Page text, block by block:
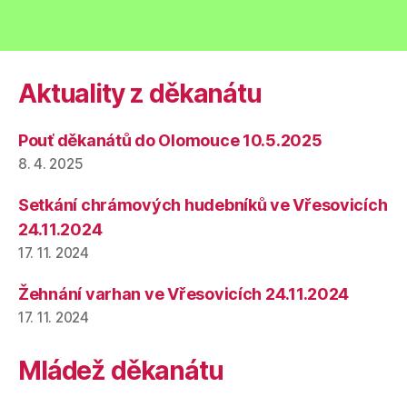
Aktuality z děkanátu
Pouť děkanátů do Olomouce 10.5.2025
8. 4. 2025
Setkání chrámových hudebníků ve Vřesovicích
24.11.2024
17. 11. 2024
Žehnání varhan ve Vřesovicích 24.11.2024
17. 11. 2024
Mládež děkanátu